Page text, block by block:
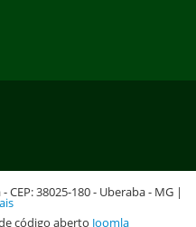
CEP: 38025-180 - Uberaba - MG |
código aberto Joomla